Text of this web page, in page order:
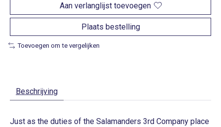
Aan verlanglijst toevoegen
Plaats bestelling
Toevoegen om te vergelijken
Beschrijving
Just as the duties of the Salamanders 3rd Company place